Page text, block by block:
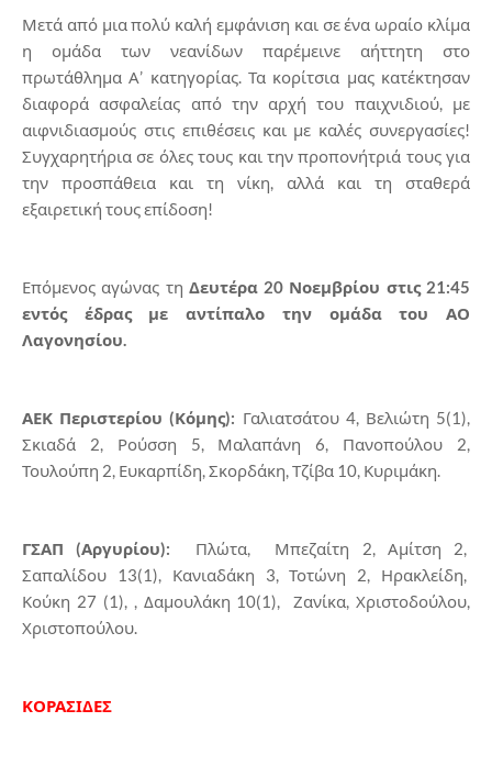
Μετά από μια πολύ καλή εμφάνιση και σε ένα ωραίο κλίμα
η ομάδα των νεανίδων παρέμεινε αήττητη στο
πρωτάθλημα Α’ κατηγορίας. Τα κορίτσια μας κατέκτησαν
διαφορά ασφαλείας από την αρχή του παιχνιδιού, με
αιφνιδιασμούς στις επιθέσεις και με καλές συνεργασίες!
Συγχαρητήρια σε όλες τους και την προπονήτριά τους για
την προσπάθεια και τη νίκη, αλλά και τη σταθερά
εξαιρετική τους επίδοση!
Επόμενος αγώνας τη Δευτέρα 20 Νοεμβρίου στις 21:45
εντός έδρας με αντίπαλο την ομάδα του ΑΟ
Λαγονησίου.
ΑΕΚ Περιστερίου (Κόμης): Γαλιατσάτου 4, Βελιώτη 5(1),
Σκιαδά 2, Ρούσση 5, Μαλαπάνη 6, Πανοπούλου 2,
Τουλούπη 2, Ευκαρπίδη, Σκορδάκη, Τζίβα 10, Κυριμάκη.
ΓΣΑΠ (Αργυρίου):
Πλώτα, Μπεζαίτη 2, Αμίτση 2,
Σαπαλίδου 13(1), Κανιαδάκη 3, Τοτώνη 2, Ηρακλείδη,
Κούκη 27 (1), , Δαμουλάκη 10(1), Ζανίκα, Χριστοδούλου,
Χριστοπούλου.
ΚΟΡΑΣΙΔΕΣ